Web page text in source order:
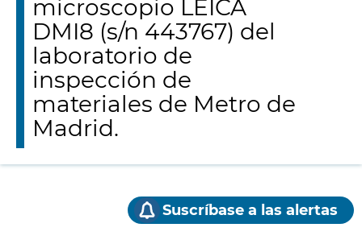
microscopio LEICA
DMI8 (s/n 443767) del
laboratorio de
inspección de
materiales de Metro de
Madrid.
Suscríbase a las alertas